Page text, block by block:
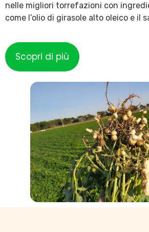
nelle migliori torrefazioni con
come l’olio di girasole alto oleico e il
Scopri di più